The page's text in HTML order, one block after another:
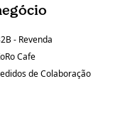
- Revenda
Cafe
de Colaboração